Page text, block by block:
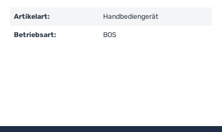
Artikelart: Handbediengerät
Betriebsart: BOS